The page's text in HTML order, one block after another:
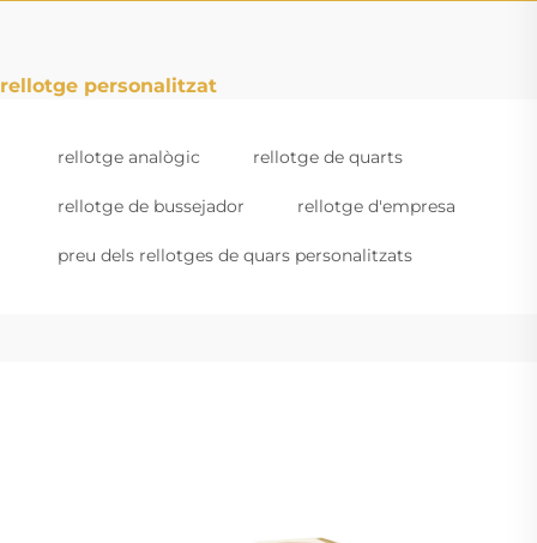
rellotge personalitzat
rellotge analògic rellotge de quarts
rellotge de bussejador rellotge d'empresa
preu dels rellotges de quars personalitzats